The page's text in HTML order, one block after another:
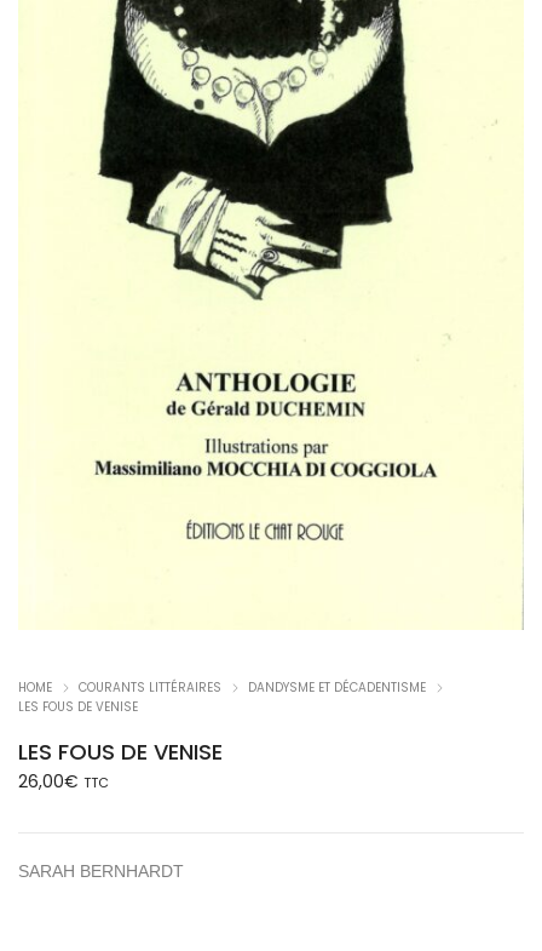
HOME COURANTS LITTÉRAIRES
DANDYSME ET DÉCADENTISME
LES FOUS DE VENISE
LES FOUS DE VENISE
26,00€ TTC
SARAH BERNHARDT